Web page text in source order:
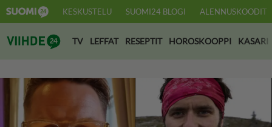
KESKUSTELU SUOMI24 BLOGI ALENNUSKOODIT
Suomi24 Viihde
TV LEFFAT RESEPTIT HOROSKOOPPI KASARI